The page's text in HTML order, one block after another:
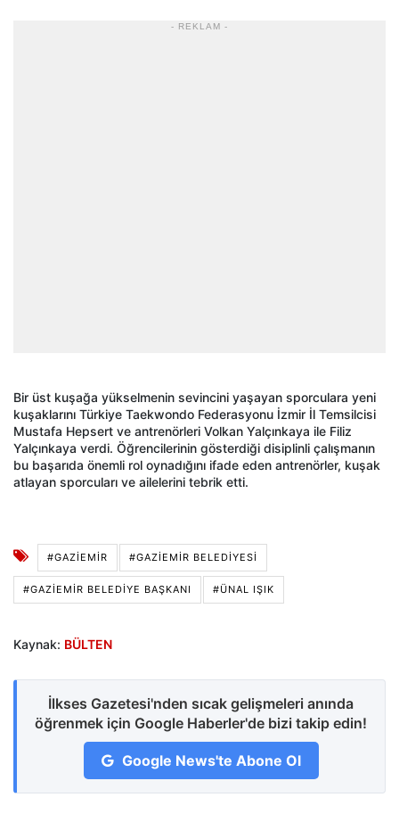
- REKLAM -
Bir üst kuşağa yükselmenin sevincini yaşayan sporculara yeni
kuşaklarını Türkiye Taekwondo Federasyonu İzmir İl Temsilcisi
Mustafa Hepsert ve antrenörleri Volkan Yalçınkaya ile Filiz
Yalçınkaya verdi. Öğrencilerinin gösterdiği disiplinli çalışmanın
bu başarıda önemli rol oynadığını ifade eden antrenörler, kuşak
atlayan sporcuları ve ailelerini tebrik etti.
#GAZIEMIR #GAZIEMIR BELEDIYESI
#GAZIEMIR BELEDIYE BAŞKANI #ÜNAL IŞIK
Kaynak: BÜLTEN
İlkses Gazetesi'nden sıcak gelişmeleri anında
öğrenmek için Google Haberler'de bizi takip edin!
Google News'te Abone Ol